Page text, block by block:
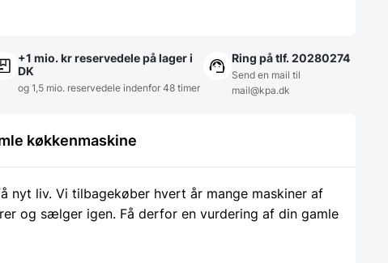
+1 mio. kr reservedele på lager i
DK
og 1,5 mio. reservedele indenfor 48 timer
Ring på tlf. 20280274
Send en mail til
mail@kpa.dk
køkkenmaskine
nyt liv. Vi tilbagekøber hvert år mange maskiner af
og sælger igen. Få derfor en vurdering af din gamle